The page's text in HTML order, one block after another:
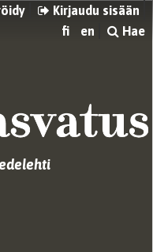
Kirjaudu sisään
fi
en Hae